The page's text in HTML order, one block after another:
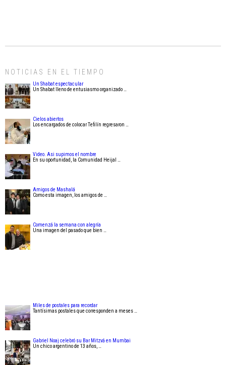
NOTICIAS EN EL TIEMPO
Un Shabat espectacular
Un Shabat lleno de entusiasmo organizado …
Cielos abiertos
Los encargados de colocar Tefilín regresaron …
Video. Asi supimos el nombre
En su oportunidad, la Comunidad Heijal …
Amigos de Mashalá
Como esta imagen, los amigos de …
Comenzá la semana con alegría
Una imagen del pasado que bien …
Miles de postales para recordar
Tantísimas postales que corresponden a meses …
Gabriel Noaj celebró su Bar Mitzvá en Mumbai
Un chico argentino de 13 años, …